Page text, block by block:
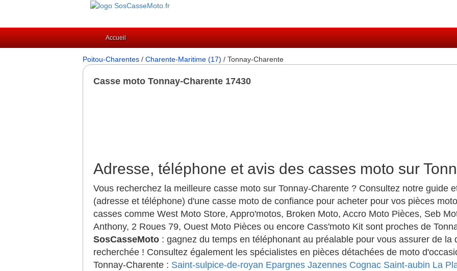
Accueil
Poitou-Charentes / Charente-Maritime (17) / Tonnay-Charente
Casse moto Tonnay-Charente 17430
Adresse, téléphone et avis des casses moto sur
Vous recherchez la meilleure casse moto sur Tonnay-Charente ? Consultez notre guide
(adresse et téléphone) d'une casse moto de confiance pour acheter pour vos pièces
casses comme West Moto Store, Appro'motos, Broken Moto, Accro Moto Pièces, Seb
Anthony, 2 Roues 79, Ouest Moto Pièces ou encore Cass'moto Kit sont proches de
SosCasseMoto : gagnez du temps en téléphonant au préalable pour vous assurer de la
recherchée ! Consultez également les spécialistes en pièces détachées de moto
Tonnay-Charente : Saint-sulpice-de-royan Epargnes Jazennes Cognac Saint-aubin La